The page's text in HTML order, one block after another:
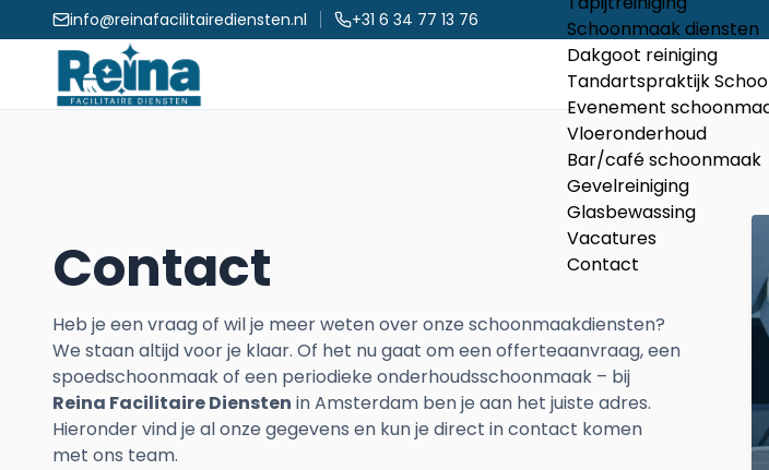
info@reinafacilitairediensten.nl +31 6 34 77 13 76
Schoonmaak diensten
Dakgoot reiniging
Tandartspraktijk
Evenement
Vloeronderhoud
Bar/café schoonmaak
Gevelreiniging
Glasbewassing
Vacatures
Contact
Contact
Heb je een vraag of wil je meer weten over onze schoonmaakdiensten?
We staan altijd voor je klaar. Of het nu gaat om een offerteaanvraag, een
spoedschoonmaak of een periodieke onderhoudsschoonmaak – bij
Reina Facilitaire Diensten in Amsterdam ben je aan het juiste adres.
Hieronder vind je al onze gegevens en kun je direct in contact komen
met ons team.